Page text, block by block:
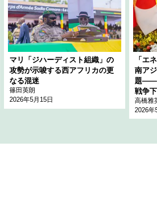
マリ「ジハーディスト組織」の
攻勢が示唆する西アフリカの更
なる混迷
篠田英朗
2026年5月15日
「エ
南ア
題――
戦争
高橋雅
2026年